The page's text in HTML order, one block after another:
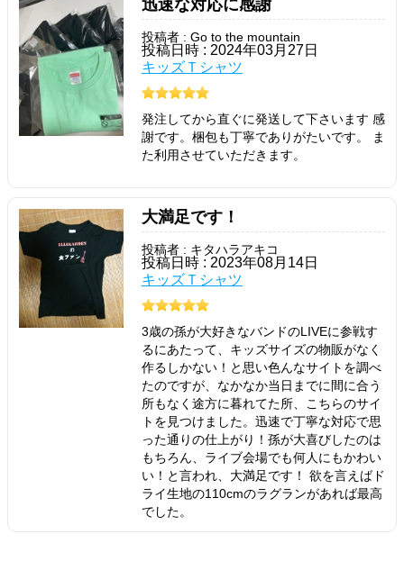
迅速な対応に感謝
投稿者 : Go to the mountain
投稿日時 : 2024年03月27日
キッズＴシャツ
発注してから直ぐに発送して下さいます 感
謝です。梱包も丁寧でありがたいです。 ま
た利用させていただきます。
大満足です！
投稿者 : キタハラアキコ
投稿日時 : 2023年08月14日
キッズＴシャツ
3歳の孫が大好きなバンドのLIVEに参戦す
るにあたって、キッズサイズの物販がなく
作るしかない！と思い色んなサイトを調べ
たのですが、なかなか当日までに間に合う
所もなく途方に暮れてた所、こちらのサイ
トを見つけました。迅速で丁寧な対応で思
った通りの仕上がり！孫が大喜びしたのは
もちろん、ライブ会場でも何人にもかわい
い！と言われ、大満足です！ 欲を言えばド
ライ生地の110cmのラグランがあれば最高
でした。